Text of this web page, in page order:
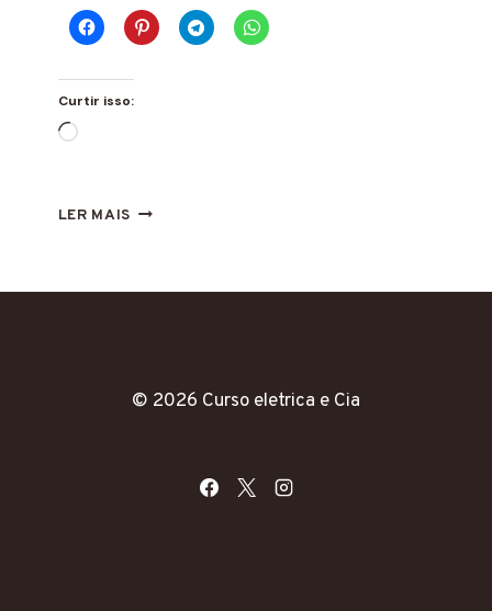
Curtir isso:
Carregando...
LER MAIS ERRO
COMO
© 2026 Curso eletrica e Cia